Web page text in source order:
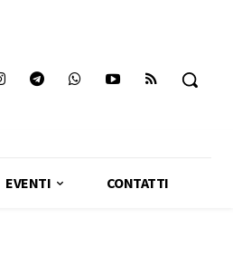
EVENTI CONTATTI